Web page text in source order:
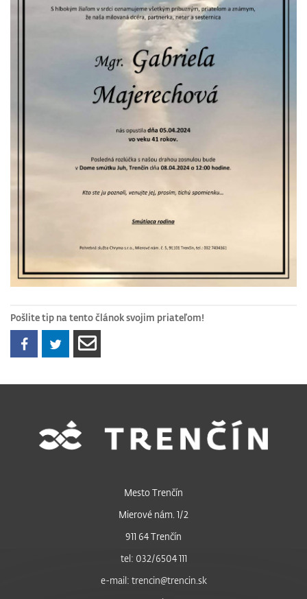
Pošlite tip na tento článok svojim priateľom!
Mesto Trenčín
Mierové nám. 1/2
911 64 Trenčín
tel: 032/6504 111
e-mail: trencin@trencin.sk